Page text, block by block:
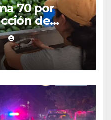
70 por
de